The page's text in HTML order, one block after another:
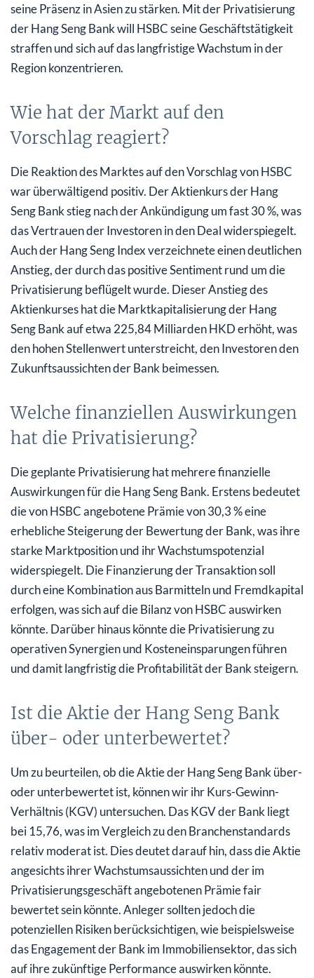
seine Präsenz in Asien zu stärken. Mit der Privatisierung
der Hang Seng Bank will HSBC seine Geschäftstätigkeit
straffen und sich auf das langfristige Wachstum in der
Region konzentrieren.
Wie hat der Markt auf den
Vorschlag reagiert?
Die Reaktion des Marktes auf den Vorschlag von HSBC
war überwältigend positiv. Der Aktienkurs der Hang
Seng Bank stieg nach der Ankündigung um fast 30 %, was
das Vertrauen der Investoren in den Deal widerspiegelt.
Auch der Hang Seng Index verzeichnete einen deutlichen
Anstieg, der durch das positive Sentiment rund um die
Privatisierung beflügelt wurde. Dieser Anstieg des
Aktienkurses hat die Marktkapitalisierung der Hang
Seng Bank auf etwa 225,84 Milliarden HKD erhöht, was
den hohen Stellenwert unterstreicht, den Investoren den
Zukunftsaussichten der Bank beimessen.
Welche finanziellen Auswirkungen
hat die Privatisierung?
Die geplante Privatisierung hat mehrere finanzielle
Auswirkungen für die Hang Seng Bank. Erstens bedeutet
die von HSBC angebotene Prämie von 30,3 % eine
erhebliche Steigerung der Bewertung der Bank, was ihre
starke Marktposition und ihr Wachstumspotenzial
widerspiegelt. Die Finanzierung der Transaktion soll
durch eine Kombination aus Barmitteln und Fremdkapital
erfolgen, was sich auf die Bilanz von HSBC auswirken
könnte. Darüber hinaus könnte die Privatisierung zu
operativen Synergien und Kosteneinsparungen führen
und damit langfristig die Profitabilität der Bank steigern.
Ist die Aktie der Hang Seng Bank
über- oder unterbewertet?
Um zu beurteilen, ob die Aktie der Hang Seng Bank über-
oder unterbewertet ist, können wir ihr Kurs-Gewinn-
Verhältnis (KGV) untersuchen. Das KGV der Bank liegt
bei 15,76, was im Vergleich zu den Branchenstandards
relativ moderat ist. Dies deutet darauf hin, dass die Aktie
angesichts ihrer Wachstumsaussichten und der im
Privatisierungsgeschäft angebotenen Prämie fair
bewertet sein könnte. Anleger sollten jedoch die
potenziellen Risiken berücksichtigen, wie beispielsweise
das Engagement der Bank im Immobiliensektor, das sich
auf ihre zukünftige Performance auswirken könnte.